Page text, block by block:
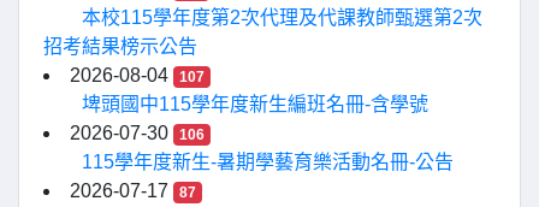
本校115學年度第2次代理及代課教師甄選第2次
招考結果榜示公告
2026-08-04
107
埤頭國中115學年度新生編班名冊-含學號
2026-07-30
106
115學年度新生-暑期學藝育樂活動名冊-公告
2026-07-17
87